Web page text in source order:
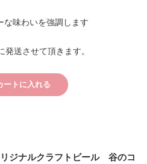
な味わいを強調します
送させて頂きます。
ートに入れる
ジナルクラフトビール 谷のコ